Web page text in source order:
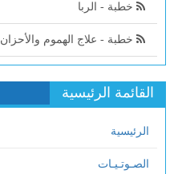
خطبة - الربا
خطبة - علاج الهموم والأحزان
القائمة الرئيسية
الرئيسية
الصـوتـيـات